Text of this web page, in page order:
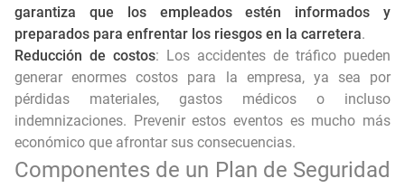
garantiza que los empleados estén informados y
preparados para enfrentar los riesgos en la carretera.
Reducción de costos: Los accidentes de tráfico pueden
generar enormes costos para la empresa, ya sea por
pérdidas materiales, gastos médicos o incluso
indemnizaciones. Prevenir estos eventos es mucho más
económico que afrontar sus consecuencias.
Componentes de un Plan de Seguridad